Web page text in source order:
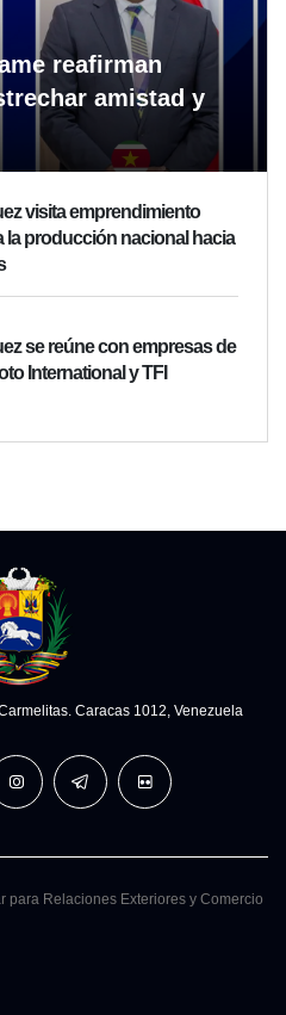
reafirman
amistad y
visita emprendimiento
la producción nacional hacia
se reúne con empresas de
International y TFI
Caracas 1012, Venezuela
Relaciones Exteriores y Comercio